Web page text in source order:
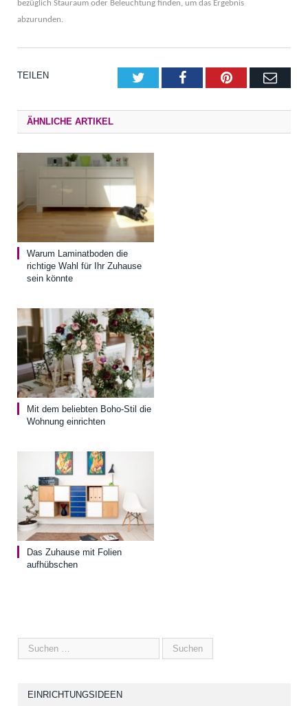
bezüglich Stauraum oder Beleuchtung finden, um das Ergebnis
abzurunden.
TEILEN TwitterFacebookPinterestE-
ÄHNLICHE ARTIKEL
Warum Laminatboden die
richtige Wahl für Ihr Zuhause
sein könnte
Mit dem beliebten Boho-Stil die
Wohnung einrichten
Das Zuhause mit Folien
aufhübschen
EINRICHTUNGSIDEEN